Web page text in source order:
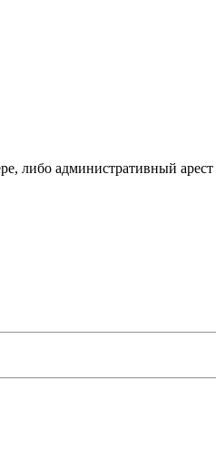
либо административный арест